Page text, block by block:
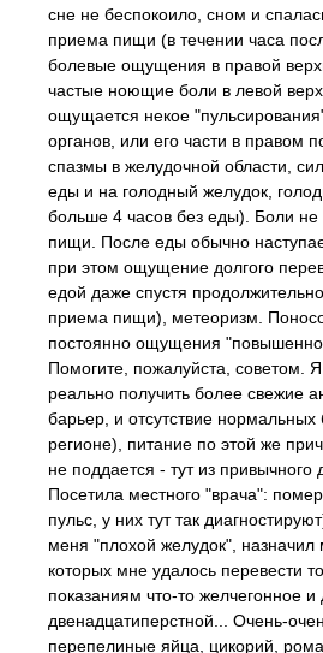
сне не беспокоило, сном и
приема пищи (в течении часа
болевые ощущения в правой
частые ноющие боли в левой
ощущается некое
органов, или его части в правом
спазмы в желудочной области,
еды и на голодный желудок,
больше 4 часов без еды). Боли
пищи. После еды обычно
при этом ощущение долгого
едой даже спустя
приема пищи), метеоризм.
постоянно ощущения
Помогите, пожалуйста, советом.
реально получить более свежие
барьер, и отсутствие
регионе), питание по этой же
не поддается - тут из привычного
Посетила местного "врача":
пульс, у них тут так
меня "плохой желудок", назначил
которых мне удалось перевести
показаниям что-то желчегонное
двенадцатиперстной... Очень-
перепелиные яйца, цикорий,